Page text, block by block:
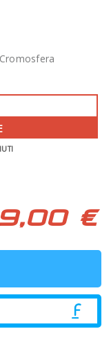
€